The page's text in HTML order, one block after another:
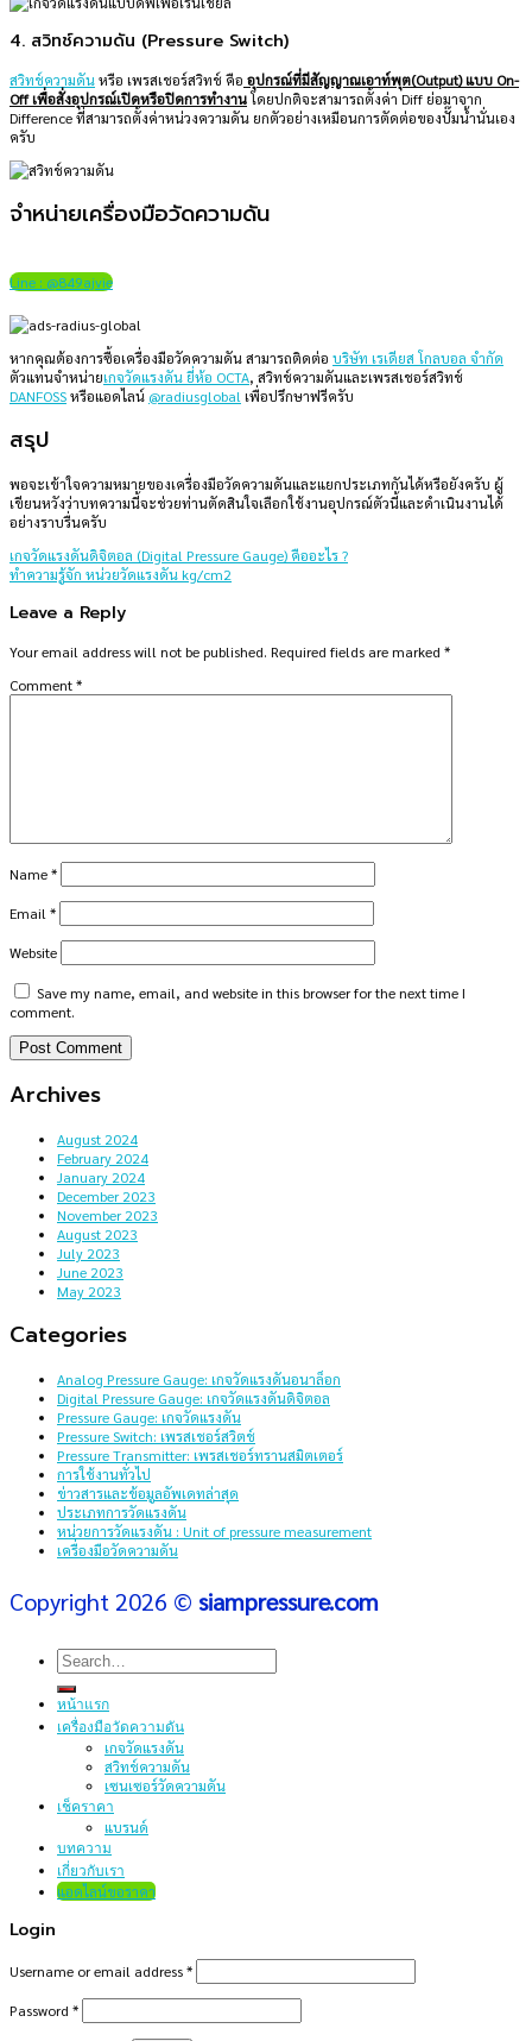
4. สวิทช์ความดัน (Pressure Switch)
สวิทช์ความดันหรือ เพรสเชอร์สวิทช์ คือ อุปกรณ์ที่มีสัญญาณเอาท์พุต(Output) แบบ On-
Off เพื่อสั่งอุปกรณ์เปิดหรือปิดการทำงานโดยปกติจะสามารถตั้งค่า Diff ย่อมาจาก
Difference ที่สามารถตั้งค่าหน่วงความดัน ยกตัวอย่างเหมือนการตัดต่อของปั๊มน้ำนั่นเอง
ครับ
จำหน่ายเครื่องมือวัดความดัน
Line : @849ajvie
หากคุณต้องการซื้อเครื่องมือวัดความดัน สามารถติดต่อ บริษัท เรเดียส โกลบอล จำกัด
ตัวแทนจำหน่ายเกจวัดแรงดัน ยี่ห้อ OCTA, สวิทช์ความดันและเพรสเชอร์สวิทช์
DANFOSSหรือแอดไลน์ @radiusglobalเพื่อปรึกษาฟรีครับ
สรุป
พอจะเข้าใจความหมายของเครื่องมือวัดความดันและแยกประเภทกันได้หรือยังครับ ผู้
เขียนหวังว่าบทความนี้จะช่วยท่านตัดสินใจเลือกใช้งานอุปกรณ์ตัวนี้และดำเนินงานได้
อย่างราบรื่นครับ
เกจวัดแรงดันดิจิตอล (Digital Pressure Gauge) คืออะไร ?
ทำความรู้จัก หน่วยวัดแรงดัน kg/cm2
Leave a Reply
Your email address will not be published. Required fields are marked *
Comment*
Name*
Email*
Website
Save my name, email, and website in this browser for the next time I
comment.
Archives
August 2024
February 2024
January 2024
December 2023
November 2023
August 2023
July 2023
June 2023
May 2023
Categories
Analog Pressure Gauge: เกจวัดแรงดันอนาล็อก
Digital Pressure Gauge: เกจวัดแรงดันดิจิตอล
Pressure Gauge: เกจวัดแรงดัน
Pressure Switch: เพรสเชอร์สวิตช์
Pressure Transmitter: เพรสเชอร์ทรานสมิตเตอร์
การใช้งานทั่วไป
ข่าวสารและข้อมูลอัพเดทล่าสุด
ประเภทการวัดแรงดัน
หน่วยการวัดแรงดัน : Unit of pressure measurement
เครื่องมือวัดความดัน
Copyright 2026 © siampressure.com
Search
for:
หน้าแรก
เครื่องมือวัดความดัน
เกจวัดแรงดัน
สวิทช์ความดัน
เซนเซอร์วัดความดัน
เช็คราคา
แบรนด์
บทความ
เกี่ยวกับเรา
แอดไลน์ขอราคา
Login
Username or email address*
Password *